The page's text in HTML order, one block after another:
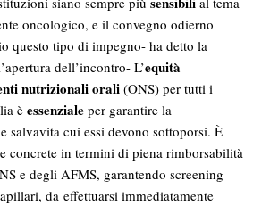
oncologico, e il convegno odierno
questo tipo di impegno- ha detto la
dell’incontro- L’equità
nutrizionali orali (ONS) per tutti i
è essenziale per garantire la
salvavita cui essi devono sottoporsi. È
concrete in termini di piena rimborsabilità
e degli AFMS, garantendo screening
da effettuarsi immediatamente